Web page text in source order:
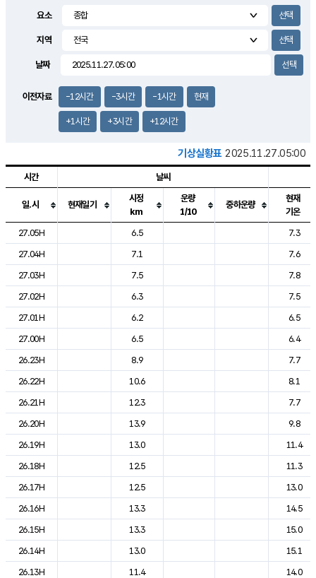
2.7m/s
요소
지역
날짜
이전자료 -12시간 -3시간 -1시간 현재
+1시간 +3시간 +12시간
기상실황표 2025.11.27.05:00
도시별 기상실황표로 지점, 날씨, 기온, 강수, 바람, 기압등을 안내한 표입
시간 날씨
일.시 현재일기
시정
km
운량
1/10
중하운량
현재
기온
27.05H
6.5
7.3
27.04H
7.1
7.6
27.03H
7.5
7.8
27.02H
6.3
7.5
27.01H
6.2
6.5
27.00H
6.5
6.4
26.23H
8.9
7.7
26.22H
10.6
8.1
26.21H
12.3
7.7
26.20H
13.9
9.8
26.19H
13.0
11.4
26.18H
12.5
11.3
26.17H
12.5
13.0
26.16H
13.3
14.5
26.15H
13.3
15.0
26.14H
13.0
15.1
26.13H
11.4
14.0